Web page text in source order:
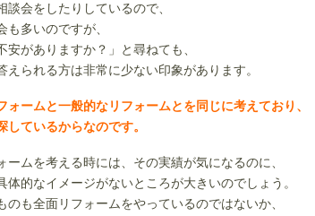
会をしたりしているので、
多いのですが、
がありますか？」と尋ねても、
えられる方は非常に少ない印象があります。
ームと一般的なリフォームとを同じに考えており、
しているからなのです。
ムを考える時には、その実績が気になるのに、
的なイメージがないところが大きいのでしょう。
も全面リフォームをやっているのではないか、